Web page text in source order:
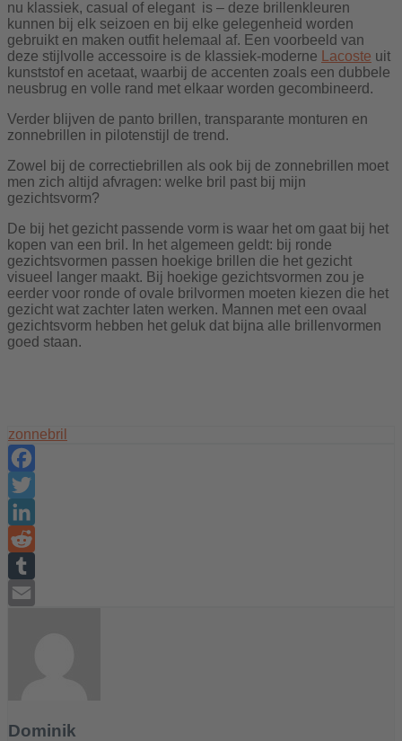
nu klassiek, casual of elegant is – deze brillenkleuren
kunnen bij elk seizoen en bij elke gelegenheid worden
gebruikt en maken outfit helemaal af. Een voorbeeld van
deze stijlvolle accessoire is de klassiek-moderne
Lacoste uit
kunststof en acetaat, waarbij de accenten zoals een dubbele
neusbrug en volle rand met elkaar worden gecombineerd.
Verder blijven de panto brillen, transparante monturen en
zonnebrillen in pilotenstijl de trend.
Zowel bij de correctiebrillen als ook bij de zonnebrillen moet
men zich altijd afvragen: welke bril past bij mijn
gezichtsvorm?
De bij het gezicht passende vorm is waar het om gaat bij het
kopen van een bril. In het algemeen geldt: bij ronde
gezichtsvormen passen hoekige brillen die het gezicht
visueel langer maakt. Bij hoekige gezichtsvormen zou je
eerder voor ronde of ovale brilvormen moeten kiezen die het
gezicht wat zachter laten werken. Mannen met een ovaal
gezichtsvorm hebben het geluk dat bijna alle brillenvormen
goed staan.
zonnebril
Facebook
Twitter
LinkedIn
Reddit
Tumblr
Dominik